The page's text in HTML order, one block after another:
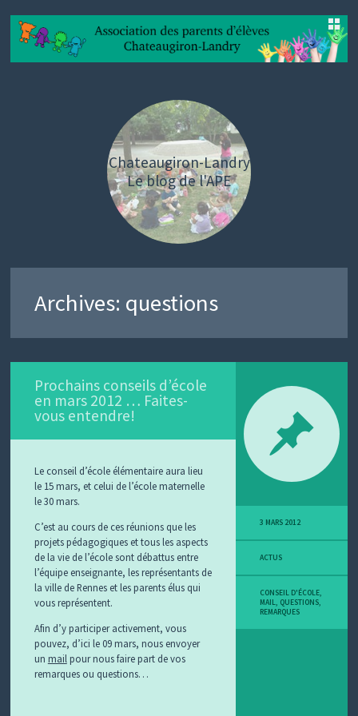
Chateaugiron-Landry
Le blog de l'APE
SKIP
Archives: questions
Prochains conseils d’école
en mars 2012 … Faites-
vous entendre!
Le conseil d’école élémentaire aura lieu
le 15 mars, et celui de l’école maternelle
le 30 mars.
C’est au cours de ces réunions que les
projets pédagogiques et tous les aspects
de la vie de l’école sont débattus entre
l’équipe enseignante, les représentants de
la ville de Rennes et les parents élus qui
vous représentent.
Afin d’y participer activement, vous
pouvez, d’ici le 09 mars, nous envoyer
un mail pour nous faire part de vos
remarques ou questions…
3 MARS 2012
ACTUS
CONSEIL D'ÉCOLE,
MAIL, QUESTIONS,
REMARQUES